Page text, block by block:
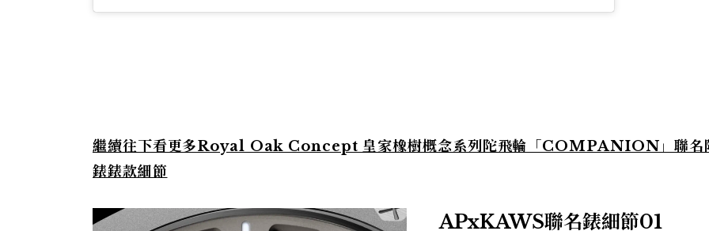
繼續往下看更多Royal Oak Concept 皇家橡樹概念系列陀飛輪「COMPANION」聯名
錶錶款細節
APxKAWS聯名錶細節01